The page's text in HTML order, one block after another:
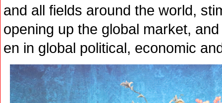
and all fields around the world,
opening up the global market,
en in global political, economic